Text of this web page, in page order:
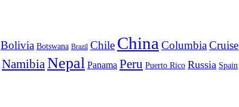
Bolivia Botswana Brazil Chile China ColumbiaCruise
NamibiaNepal Panama Peru Puerto Rico Russia Spain